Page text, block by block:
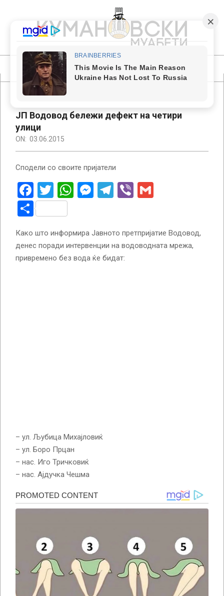
content
КУМАНОВСКИ
МУАБЕТИ
Navigation
ЈП Водовод бележи дефект на четири
улици
ON: 03.06.2015
Сподели со своите пријатели
Facebook
Twitter
WhatsApp
Messenger
Telegram
Viber
Share
Како што информира Јавното претпријатие Водовод,
денес поради интервенции на водоводната мрежа,
привремено без вода ќе бидат:
– ул. Љубица Михајловиќ
– ул. Боро Прцан
– нас. Иго Тричковиќ
– нас. Ајдучка Чешма